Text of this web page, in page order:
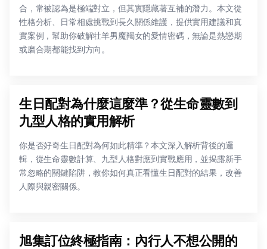
合，常被認為是極端對立，但其實隱藏著互補的潛力。本文從
性格分析、日常相處挑戰到長久關係維護，提供實用建議和真
實案例，幫助你破解牡羊男魔羯女的愛情密碼，無論是熱戀期
或磨合期都能找到方向。
生日配對為什麼這麼準？從生命靈數到
九型人格的實用解析
你是否好奇生日配對為何如此精準？本文深入解析背後的邏
輯，從生命靈數計算、九型人格對應到實戰應用，並揭露新手
常忽略的關鍵陷阱，教你如何真正看懂生日配對的結果，改善
人際與親密關係。
旭集訂位終極指南：內行人不想公開的